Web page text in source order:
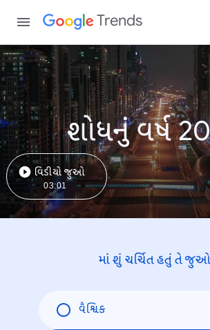
Trends
શોધનું વર્ષ
વિડીયો જુઓ
03:01
માં શું ચર્ચિત હતું તે જુઓ
વૈશ્વિક